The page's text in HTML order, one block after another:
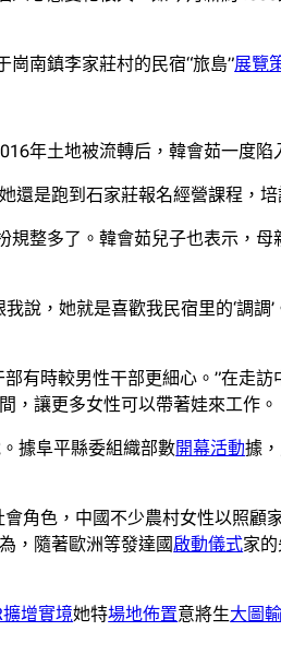
崗南鎮李家莊村的民宿“旅島”展覽
年土地被流轉后，韓會茹一度
還是跑到石家莊報名經營課程，
規整多了。韓會茹兒子也表示，
說，她就是喜歡我民宿里的‘調
部有時較男性干部更細心。”在走
，讓更多女性可以帶著娃來工作。
據阜平縣委組織部數開幕活動據
角色，中國不少農村女性以照顧
，隨著歐洲等發達國啟動儀式家
擴增實境她特場地佈置意將生大圖